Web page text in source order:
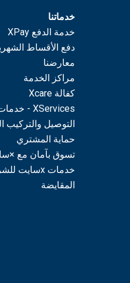
خدماتنا
خدمة الدفع XPay
دفع الأقساط
معارضنا
مراكز الخدمة
كفالة Xcare
XServices - خدمات صيانة و أكثر!
التوصيل والتركيب
حماية المشتري
تسوق بآمان مع
خدمات xسايت للشركات
المقايضة